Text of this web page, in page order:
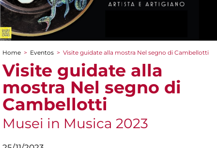
You are here
Home > Eventos > Visite guidate alla mostra Nel segno di Cambellotti
Visite guidate alla
mostra Nel segno di
Cambellotti
Musei in Musica 2023